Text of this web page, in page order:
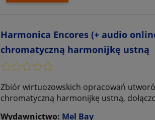
Harmonica Encores (+ audio
chromatyczną harmonijkę ustną
Zbiór wirtuozowskich opracowań
chromatyczną harmonijkę ustną,
Wydawnictwo: Mel Bay